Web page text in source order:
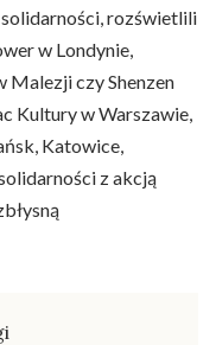
rozświetlili
w Londynie,
Malezji czy Shenzen
Kultury w Warszawie,
Katowice,
z akcją